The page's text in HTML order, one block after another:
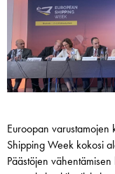
Euroopan varustamojen
Shipping Week kokosi
Päästöjen